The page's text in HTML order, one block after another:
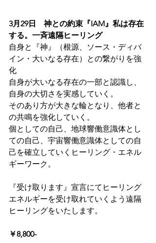
3月29日　神との約束『IAM』私は存在
する。一斉遠隔ヒーリング
自身と『神』（根源、ソース・ディバ
イン・大いなる存在）との繋がりを強
化
自身が大いなる存在の一部と認識し、
自身の大切さを実感していく。
そのあり方が大きな輪となり、他者と
の共鳴を強化していく。
個としての自己、地球響働意識体とし
ての自己、宇宙響働意識体としての自
己を確立していくヒーリング・エネル
ギーワーク。
『受け取ります』宣言にてヒーリング
エネルギーを受け取れていくよう遠隔
ヒーリングをいたします。
￥8,800-